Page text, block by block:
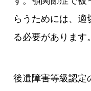
らうためには、
る必要があります。
後遺障害等級認定